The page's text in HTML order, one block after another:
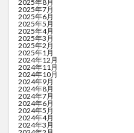
2025年8月
2025年7月
2025年6月
2025年5月
2025年4月
2025年3月
2025年2月
2025年1月
2024年12月
2024年11月
2024年10月
2024年9月
2024年8月
2024年7月
2024年6月
2024年5月
2024年4月
2024年3月